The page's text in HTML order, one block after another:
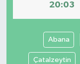
20:03
Abana
Çatalzeytin